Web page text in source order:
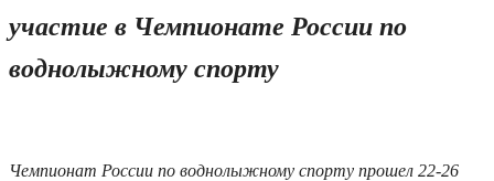
участие в Чемпионате России по
воднолыжному спорту
Чемпионат России по воднолыжному спорту прошел 22-26